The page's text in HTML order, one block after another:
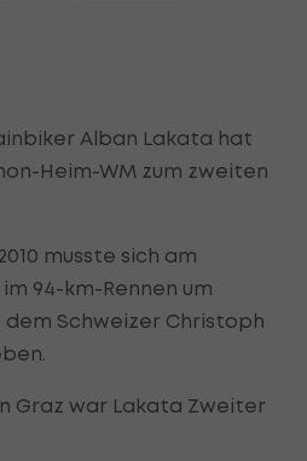
Alban Lakata hat
Heim-WM zum zweiten
musste sich am
94-km-Rennen um
dem Schweizer Christoph
Graz war Lakata Zweiter